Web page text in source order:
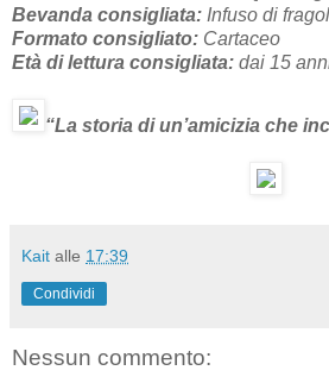
Bevanda consigliata: Infuso di
Formato consigliato: Cartaceo
Età di lettura consigliata: dai 15
“La storia di un’amicizia che
Kait alle 17:39
Condividi
Nessun commento: